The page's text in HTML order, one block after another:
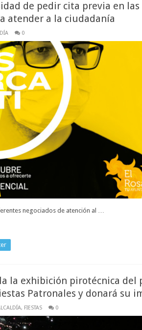
de pedir cita previa en
atender a la ciudadanía
0
negociados de atención al …
la exhibición pirotécnica
Patronales y donará su
, FIESTAS 0